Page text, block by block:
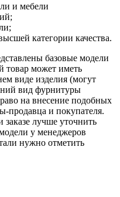
и мебели
категории качества.
базовые модели
товар может иметь
виде изделия (могут
вид фурнитуры
на внесение подобных
продавца и покупателя.
лучше уточнить
у менеджеров
нужно отметить